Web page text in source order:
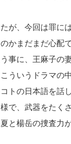
が、今回は罪に
かまだまだ心配
事に、王麻子の
ういうドラマの
トの日本語を話
で、武器をたく
と楊岳の捜査力